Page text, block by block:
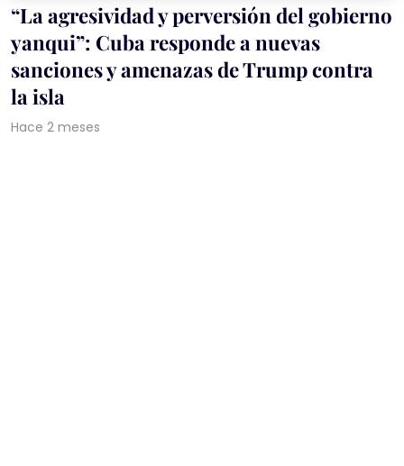
“La agresividad y perversión del gobierno
yanqui”: Cuba responde a nuevas
sanciones y amenazas de Trump contra
la isla
Hace 2 meses